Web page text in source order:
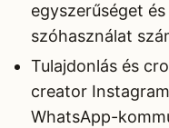
egyszerűséget
szóhasználat
Tulajdonlás és
creator
WhatsApp-